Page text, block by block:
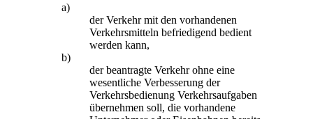
a)
der Verkehr mit den vorhandenen
Verkehrsmitteln befriedigend bedient
werden kann,
b)
der beantragte Verkehr ohne eine
wesentliche Verbesserung der
Verkehrsbedienung Verkehrsaufgaben
übernehmen soll, die vorhandene